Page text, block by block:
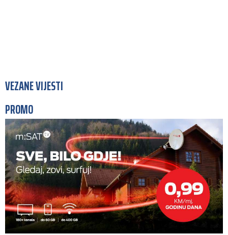
VEZANE VIJESTI
PROMO